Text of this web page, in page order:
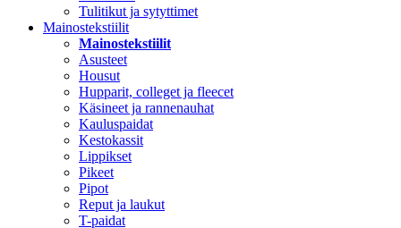
Tulitikut ja sytyttimet
Mainostekstiilit
Mainostekstiilit
Asusteet
Housut
Hupparit, colleget ja fleecet
Käsineet ja rannenauhat
Kauluspaidat
Kestokassit
Lippikset
Pikeet
Pipot
Reput ja laukut
T-paidat